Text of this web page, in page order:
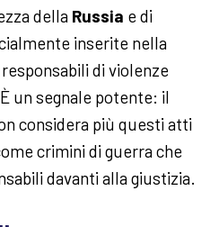
della Russia e di
inserite nella
responsabili di violenze
un segnale potente: il
considera più questi atti
crimini di guerra che
davanti alla giustizia.